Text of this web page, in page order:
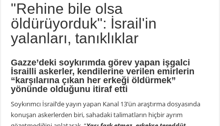
"Rehine bile olsa
öldürüyorduk": İsrail'in
yalanları, tanıklıklar
Gazze’deki soykırımda görev yapan işgalci
İsrailli askerler, kendilerine verilen emirlerin
“karşılarına çıkan her erkeği öldürmek”
yönünde olduğunu itiraf etti
Soykırımcı İsrail’de yayın yapan Kanal 13’ün araştırma dosyasında
konuşan askerlerden biri, sahadaki talimatların hiçbir ayrım